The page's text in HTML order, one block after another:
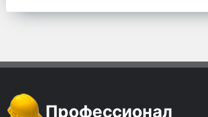
Профессионал